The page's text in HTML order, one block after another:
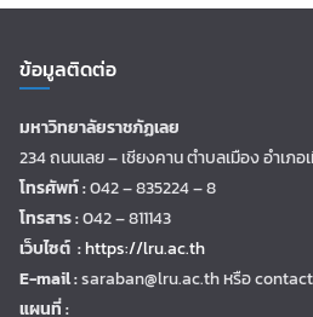
ข้อมูลติดต่อ
มหาวิทยาลัยราชภัฏเลย
234 ถนนเลย – เชียงคาน ตำบลเมือง อำเภ
โทรศัพท์ :042 – 835224 – 8
โทรสาร :042 – 811143
เว็บไซต์ :https://lru.ac.th
E-mail :saraban@lru.ac.thหรือ
แผนที่ :